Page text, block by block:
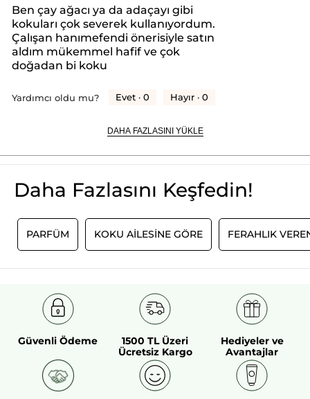
Ne Zaman ve Nasıl Kullanılır?
Temiz tene, özellikle boyun ve bilek bölgesine uygulanması
önerilir. Gün içerisinde istenildiğinde tazelenebilir.
Menşei: FR
Ambalaj Türü :Sprey Şişe
Ürün Kodu: 62965
ROSE FLOWER OIL/EXTRACT
TERPINEOL
ARGININE
CITRIC ACID 11162v0
#HerşeyiAçıklıyoruz
* Diğer içerikler
yeniden
yönlendirecektir.
Ben çay ağacı ya da adaçayı gibi
kokuları çok severek kullanıyordum.
Çalışan hanımefendi önerisiyle satın
aldım mükemmel hafif ve çok
doğadan bi koku
Yardımcı oldu mu? Evet · 0 Hayır · 0
DAHA FAZLASINI YÜKLE
Daha Fazlasını Keşfedin!
PARFÜM KOKU AİLESİNE GÖRE FERAHLIK
Güvenli Ödeme
1500 TL Üzeri
Ücretsiz Kargo
Hediyeler ve
Avantajlar